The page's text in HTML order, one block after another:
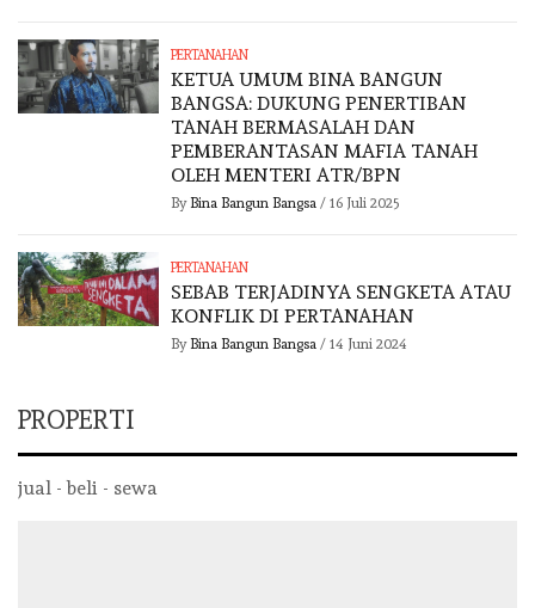
PERTANAHAN
KETUA UMUM BINA BANGUN
BANGSA: DUKUNG PENERTIBAN
TANAH BERMASALAH DAN
PEMBERANTASAN MAFIA TANAH
OLEH MENTERI ATR/BPN
By Bina Bangun Bangsa / 16 Juli 2025
PERTANAHAN
SEBAB TERJADINYA SENGKETA ATAU
KONFLIK DI PERTANAHAN
By Bina Bangun Bangsa / 14 Juni 2024
PROPERTI
jual - beli - sewa